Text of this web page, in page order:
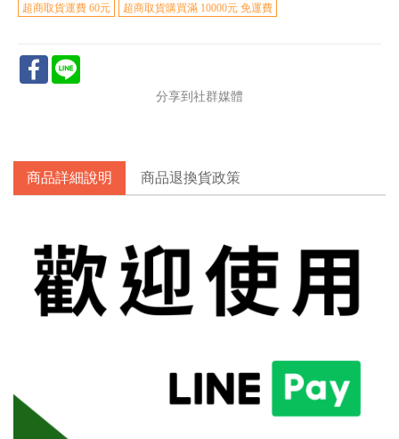
超商取貨運費 60元 超商取貨購買滿 10000元 免運費
Facebook
分享到社群媒體
商品詳細說明 商品退換貨政策